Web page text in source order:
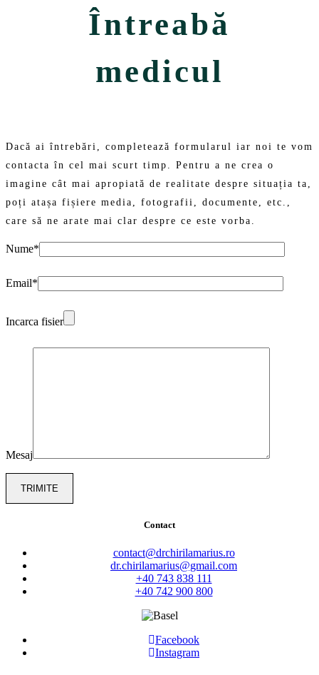
Întreabă
medicul
Dacă ai întrebări, completează formularul iar noi te vom
contacta în cel mai scurt timp. Pentru a ne crea o
imagine cât mai apropiată de realitate despre situația ta,
poți atașa fișiere media, fotografii, documente, etc.,
care să ne arate mai clar despre ce este vorba.
Nume*
Email*
Incarca fisier
Mesaj
Contact
contact@drchirilamarius.ro
dr.chirilamarius@gmail.com
+40 743 838 111
+40 742 900 800
Facebook
Instagram